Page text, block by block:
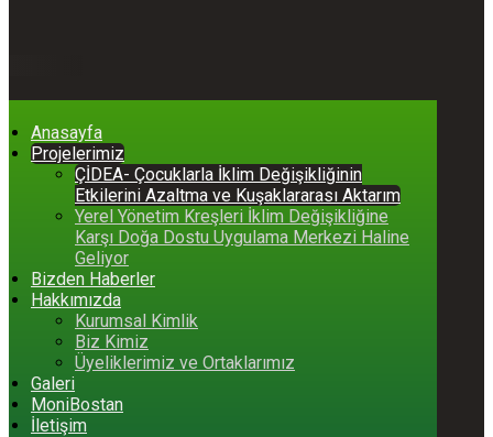
Anasayfa
Projelerimiz
ÇİDEA- Çocuklarla İklim Değişikliğinin
Etkilerini Azaltma ve Kuşaklararası Aktarım
Yerel Yönetim Kreşleri İklim Değişikliğine
Karşı Doğa Dostu Uygulama Merkezi Haline
Geliyor
Bizden Haberler
Hakkımızda
Kurumsal Kimlik
Biz Kimiz
Üyeliklerimiz ve Ortaklarımız
Galeri
MoniBostan
İletişim